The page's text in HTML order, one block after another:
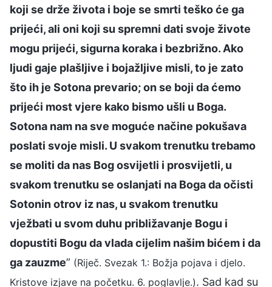
koji se drže života i boje se smrti teško će ga
prijeći, ali oni koji su spremni dati svoje živote
mogu prijeći, sigurna koraka i bezbrižno. Ako
ljudi gaje plašljive i bojažljive misli, to je zato
što ih je Sotona prevario; on se boji da ćemo
prijeći most vjere kako bismo ušli u Boga.
Sotona nam na sve moguće načine pokušava
poslati svoje misli. U svakom trenutku trebamo
se moliti da nas Bog osvijetli i prosvijetli, u
svakom trenutku se oslanjati na Boga da očisti
Sotonin otrov iz nas, u svakom trenutku
vježbati u svom duhu približavanje Bogu i
dopustiti Bogu da vlada cijelim našim bićem i da
ga zauzme” (Riječ. Svezak 1.: Božja pojava i djelo.
Kristove izjave na početku. 6. poglavlje.). Sad kad su